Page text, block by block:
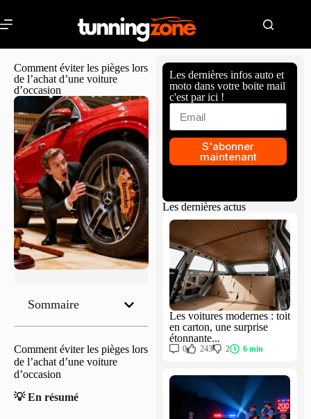
Comment éviter les pièges lors
de l’achat d’une voiture
d’occasion
Sommaire
Comment éviter les pièges lors
de l’achat d’une voiture
d’occasion
💡 En résumé
Les dernières infos auto et
moto dans votre boite mail
c'est par ici !
S'abonner
maintenant
Les dernières actus
Les voitures modernes : toit
en carton, une surprise
étonnante...
0 243 2 6 min